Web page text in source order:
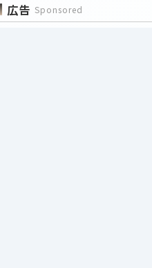
広告 Sponsored